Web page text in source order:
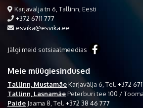
Karjavälja tn 6, Tallinn, Eesti
+372 6711 777
esvika@esvika.ee
Jälgi meid sotsiaalmeedias
Meie müügiesindused
Tallinn, MustamäeKarjavälja 6, Tel. +372
Tallinn, LasnamäePeterburi tee 100 /
Paide Jaama 8, Tel. +372 38 46 777